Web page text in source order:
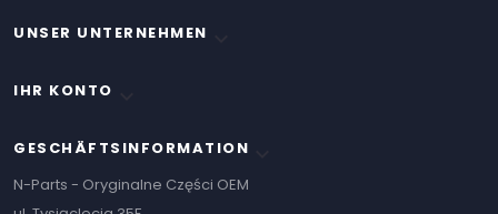
UNSER UNTERNEHMEN
IHR KONTO
GESCHÄFTSINFORMATION
N-Parts - Oryginalne Części OEM